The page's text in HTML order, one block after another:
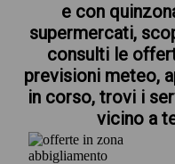
e con
supermercati,
consulti le
previsioni meteo,
in corso, trovi i
vicino a